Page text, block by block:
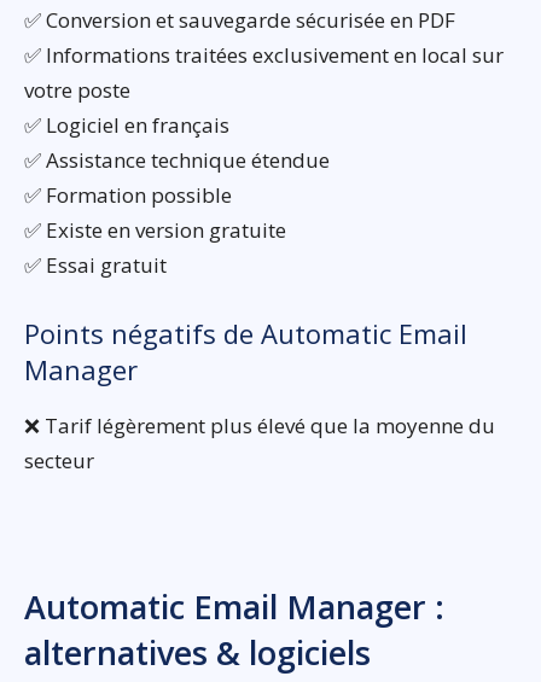
✅ Conversion et sauvegarde sécurisée en PDF
✅ Informations traitées exclusivement en local sur
votre poste
✅ Logiciel en français
✅ Assistance technique étendue
✅ Formation possible
✅ Existe en version gratuite
✅ Essai gratuit
Points négatifs de Automatic Email
Manager
❌ Tarif légèrement plus élevé que la moyenne du
secteur
Automatic Email Manager :
alternatives & logiciels